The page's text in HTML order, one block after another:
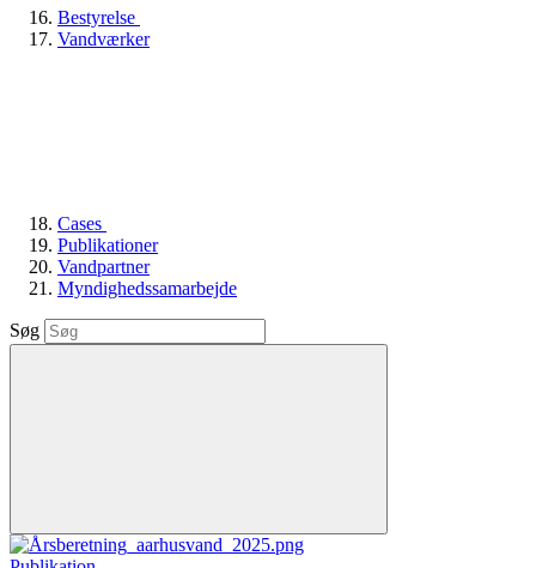
Bestyrelse
Vandværker
Cases
Publikationer
Vandpartner
Myndighedssamarbejde
Søg